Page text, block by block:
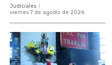
Judiciales
viernes 7 de agosto de 2026